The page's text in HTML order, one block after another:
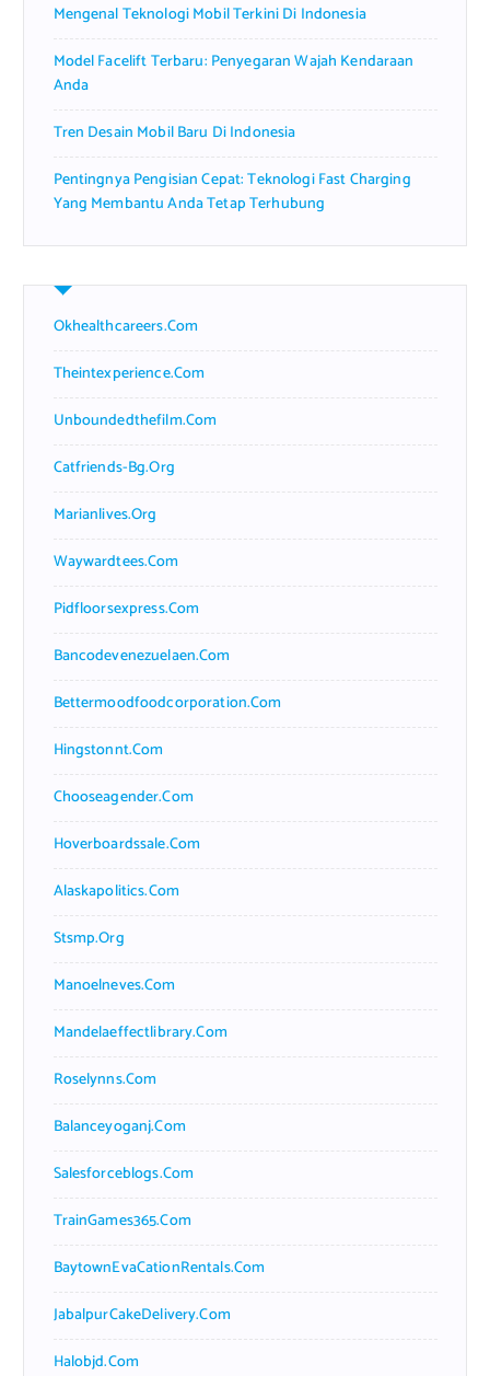
Mengenal Teknologi Mobil Terkini Di Indonesia
Model Facelift Terbaru: Penyegaran Wajah Kendaraan
Anda
Tren Desain Mobil Baru Di Indonesia
Pentingnya Pengisian Cepat: Teknologi Fast Charging
Yang Membantu Anda Tetap Terhubung
Okhealthcareers.com
Theintexperience.com
Unboundedthefilm.com
Catfriends-Bg.org
Marianlives.org
Waywardtees.com
Pidfloorsexpress.com
Bancodevenezuelaen.com
Bettermoodfoodcorporation.com
Hingstonnt.com
Chooseagender.com
Hoverboardssale.com
Alaskapolitics.com
Stsmp.org
Manoelneves.com
Mandelaeffectlibrary.com
Roselynns.com
Balanceyoganj.com
Salesforceblogs.com
TrainGames365.com
BaytownEvaCationRentals.com
JabalpurCakeDelivery.com
Halobjd.com